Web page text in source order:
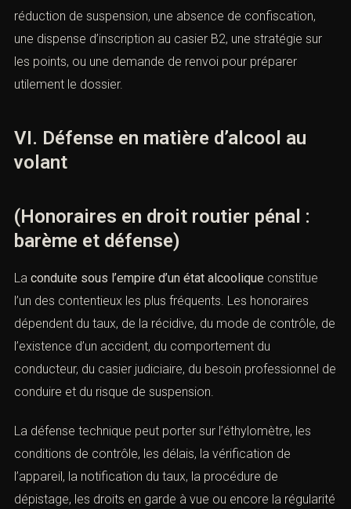
L’avocat doit ensuite définir une défense réaliste. Dans
certains dossiers, la priorité est d’éviter l’annulation. Dans
d’autres, elle est d’obtenir une peine aménagée, une
réduction de suspension, une absence de confiscation,
les points, ou une demande de renvoi pour préparer
utilement le dossier.
VI. Défense en matière d’alcool au
volant
(Honoraires en droit routier pénal :
barème et défense)
Laconduite sous l’empire d’un état alcooliqueconstitue
l’un des contentieux les plus fréquents. Les honoraires
dépendent du taux, de la récidive, du mode de contrôle,
conducteur, du casier judiciaire, du besoin professionnel
de conduire et du risque de suspension.
La défense technique peut porter sur l’éthylomètre, les
font